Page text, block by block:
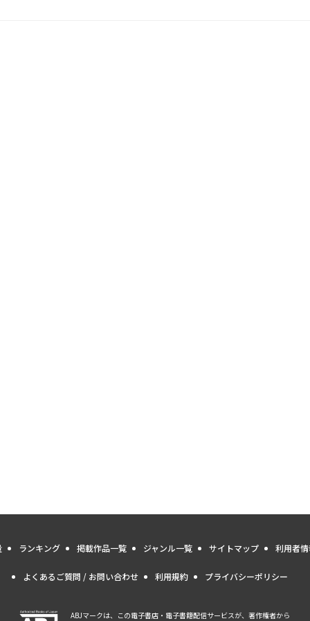
ランキング 掲載作品一覧 ジャンル一覧 サイトマップ 利用者
よくあるご質問 / お問い合わせ 利用規約 プライバシーポリシー
ABJマークは、この電子書店・電子書籍配信サービスが、著作権者から